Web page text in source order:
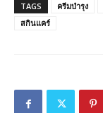
TAGS ครีมบำรุง
สกินแคร์